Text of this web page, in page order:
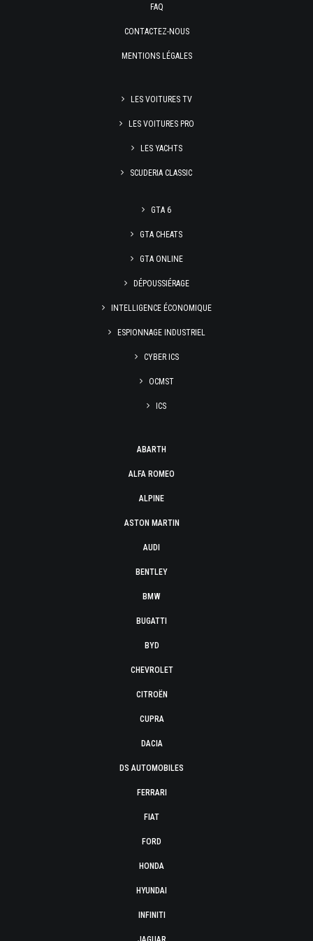
FAQ
CONTACTEZ-NOUS
MENTIONS LÉGALES
LES VOITURES TV
LES VOITURES PRO
LES YACHTS
SCUDERIA CLASSIC
GTA 6
GTA CHEATS
GTA ONLINE
DÉPOUSSIÉRAGE
INTELLIGENCE ÉCONOMIQUE
ESPIONNAGE INDUSTRIEL
CYBER ICS
OCMST
ICS
ABARTH
ALFA ROMEO
ALPINE
ASTON MARTIN
AUDI
BENTLEY
BMW
BUGATTI
BYD
CHEVROLET
CITROËN
CUPRA
DACIA
DS AUTOMOBILES
FERRARI
FIAT
FORD
HONDA
HYUNDAI
INFINITI